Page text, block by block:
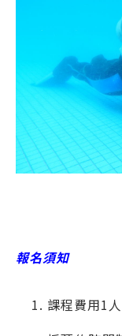
報名須知
課程費用1